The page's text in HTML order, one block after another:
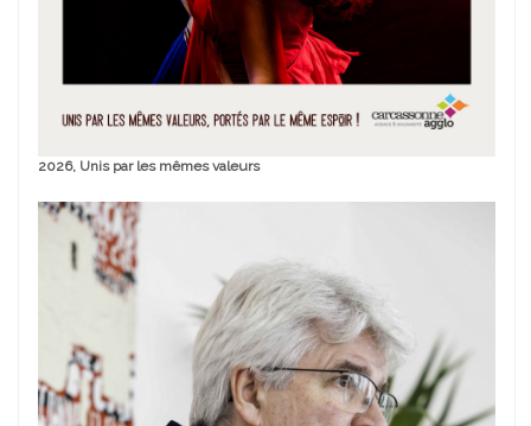
2026, Unis par les mêmes valeurs